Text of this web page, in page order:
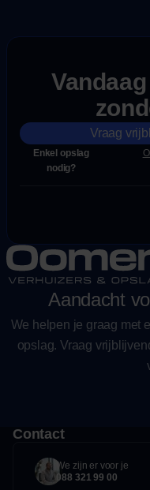
Aandacht
We helpen je graag met
opslag. Vraag
Vraag
Enkel opslag
nodig?
Contact
We zijn er voor je
088 321 99 00